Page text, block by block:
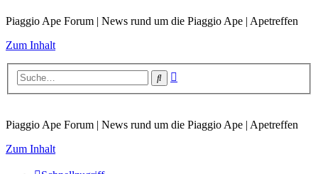
Piaggio Ape Forum | News rund um die Piaggio Ape | Apetreffen
Zum Inhalt
Suche
Piaggio Ape Forum | News rund um die Piaggio Ape | Apetreffen
Zum Inhalt